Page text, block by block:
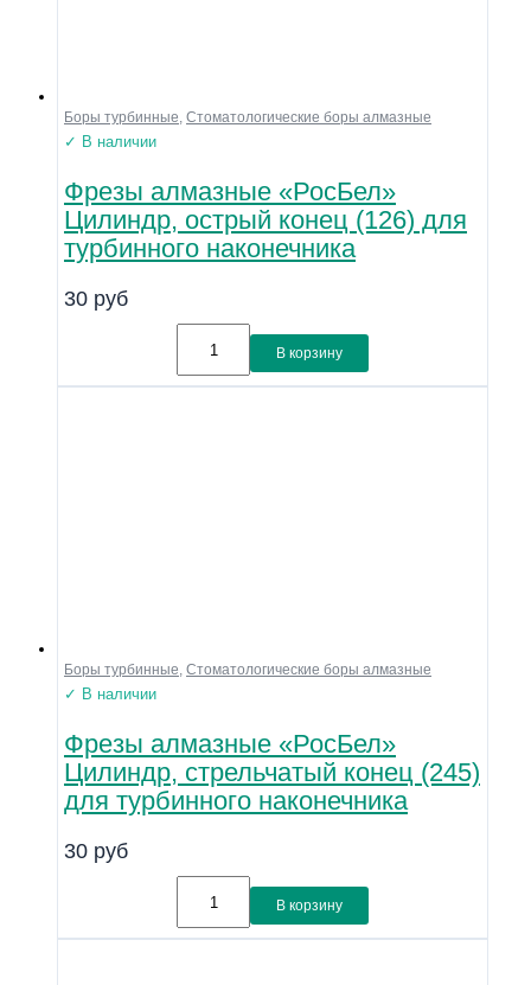
Боры турбинные, Стоматологические боры алмазные
✓ В наличии
Фрезы алмазные «РосБел»
Цилиндр, острый конец (126) для
турбинного наконечника
30 руб
В корзину
Боры турбинные, Стоматологические боры алмазные
✓ В наличии
Фрезы алмазные «РосБел»
Цилиндр, стрельчатый конец (245)
для турбинного наконечника
30 руб
В корзину